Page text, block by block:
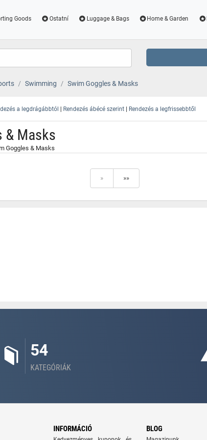
Goods Ostatní Luggage & Bags Home & Garden
Swimming Swim Goggles & Masks
a legdrágábbtól | Rendezés ábécé szerint | Rendezés a legfrissebbtől
& Masks
Goggles & Masks
» »»
54
KATEGÓRIÁK
INFORMÁCIÓ BLOG